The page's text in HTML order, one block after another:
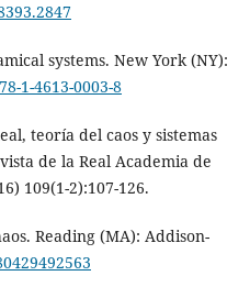
systems. New York (NY):
1-4613-0003-8
teoría del caos y sistemas
de la Real Academia de
109(1-2):107-126.
Reading (MA): Addison-